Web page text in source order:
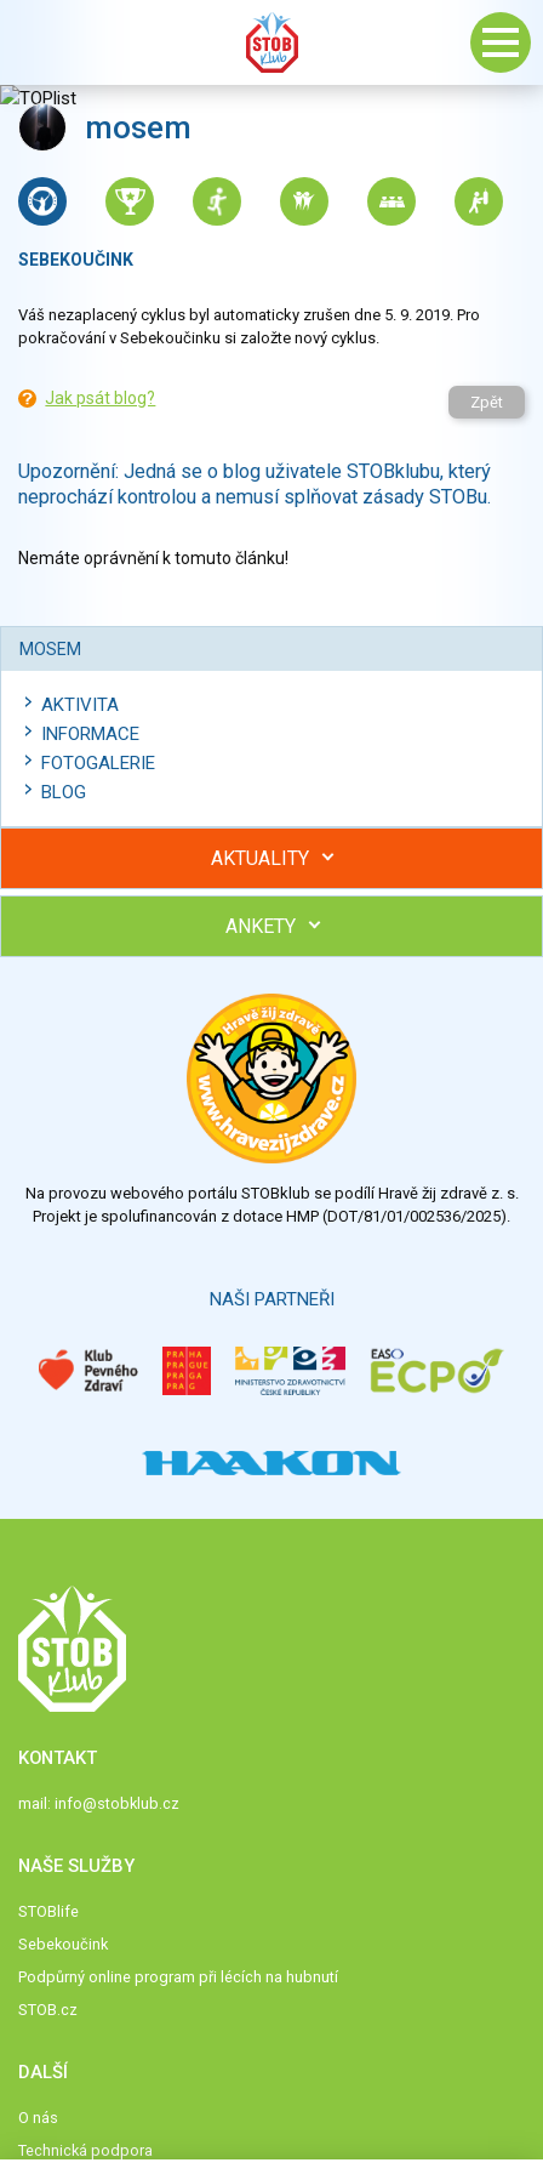
mosem
SEBEKOUČINK
Váš nezaplacený cyklus byl automaticky zrušen dne 5. 9. 2019. Pro
pokračování v Sebekoučinku si založte nový cyklus.
Jak psát blog? Zpět
Upozornění: Jedná se o blog uživatele STOBklubu, který
neprochází kontrolou a nemusí splňovat zásady STOBu.
Nemáte oprávnění k tomuto článku!
MOSEM
AKTIVITA
INFORMACE
FOTOGALERIE
BLOG
AKTUALITY
Hubněte s podporou lektorky a skupiny v kurzech STOBu
Chcete poradit s hubnutím? Najděte si odborníka STOBu ve
ANKETY
Výsledky Všechny ankety
Na provozu webového portálu STOBklub se podílí Hravě žij zdravě z. s.
Projekt je spolufinancován z dotace HMP (DOT/81/01/002536/2025).
NAŠI PARTNEŘI
KONTAKT
mail: info@stobklub.cz
NAŠE SLUŽBY
STOBlife
Sebekoučink
Podpůrný online program při lécích na hubnutí
STOB.cz
DALŠÍ
O nás
Technická podpora